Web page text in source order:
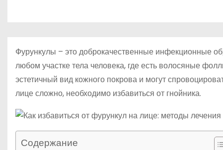
Фурункулы – это доброкачественные инфекционные
любом участке тела человека, где есть волосяные
эстетичный вид кожного покрова и могут
лице сложно, необходимо избавиться от гнойника.
Содержание